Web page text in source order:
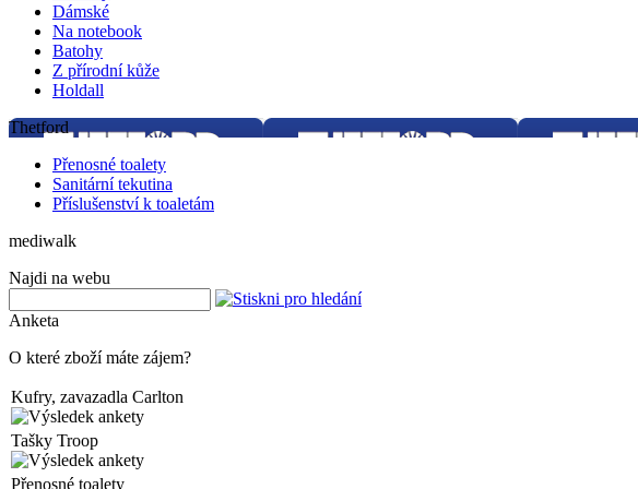
Dámské
Na notebook
Batohy
Z přírodní kůže
Holdall
Thetford
Přenosné toalety
Sanitární tekutina
Příslušenství k toaletám
mediwalk
Najdi na webu
Anketa
O které zboží máte zájem?
Kufry, zavazadla Carlton
Tašky Troop
Přenosné toalety